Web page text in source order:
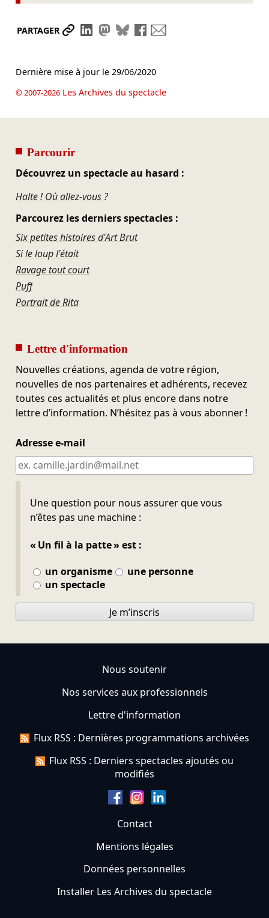
PARTAGER Partager le lien
Partager sur LinkedIn
Partager sur Mastodon
Partager sur Bluesky
Partager sur Facebook
Dernière mise à jour le 29/06/2020
© 2007-2026Les Archives du spectacle
Parcourir
Découvrez un spectacle au hasard :
Halte ! Où allez-vous ?
Parcourez les derniers spectacles :
Six petites histoires d'Art Brut
Si le loup l'était
Ravage tout court
Puff
Portrait de Rita
Lettre d'information
Nouvelles créations, agenda de votre région,
nouvelles de nos partenaires et adhérents, recevez
toutes ces actualités et plus encore dans notre
lettre d’information. N’hésitez pas à vous abonner !
Adresse e-mail
Une question pour nous assurer que vous
n’êtes pas une machine :
« Un fil à la patte » est :
un organisme
une personne
un spectacle
Ne pas remplir
Je m’inscris
Nous soutenir
Nos services aux professionnels
Lettre d'information
Flux RSS : Dernières programmations archivées
Flux RSS : Derniers spectacles ajoutés ou
modifiés
Contact
Mentions légales
Données personnelles
Installer Les Archives du spectacle